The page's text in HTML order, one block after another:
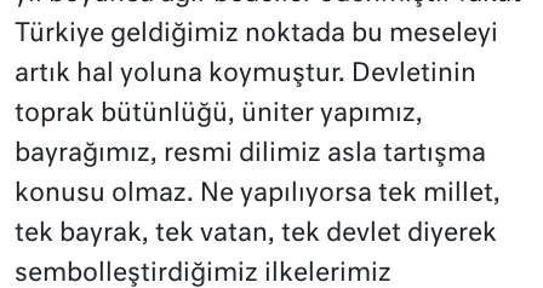
Türkiye geldiğimiz noktada bu meseleyi
artık hal yoluna koymuştur. Devletinin
toprak bütünlüğü, üniter yapımız,
bayrağımız, resmi dilimiz asla tartışma
konusu olmaz. Ne yapılıyorsa tek millet,
tek bayrak, tek vatan, tek devlet diyerek
sembolleştirdiğimiz ilkelerimiz